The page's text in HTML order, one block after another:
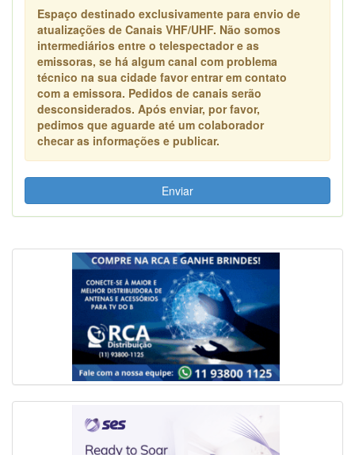
Espaço destinado exclusivamente para envio de
atualizações de Canais VHF/UHF. Não somos
intermediários entre o telespectador e as
emissoras, se há algum canal com problema
técnico na sua cidade favor entrar em contato
com a emissora. Pedidos de canais serão
desconsiderados. Após enviar, por favor,
pedimos que aguarde até um colaborador
checar as informações e publicar.
Enviar